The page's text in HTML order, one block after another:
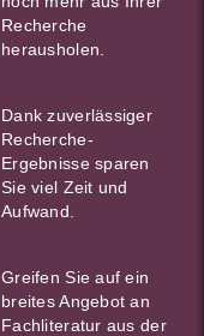
Recherche
herausholen.
Dank zuverlässiger
Recherche-
Ergebnisse sparen
Sie viel Zeit und
Aufwand.
Greifen Sie auf ein
breites Angebot an
Fachliteratur aus der